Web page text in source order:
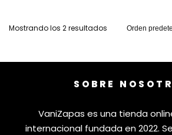
Mostrando los 2 resultados
SOBRE
VaniZapas es una tienda
internacional fundada en 2022.